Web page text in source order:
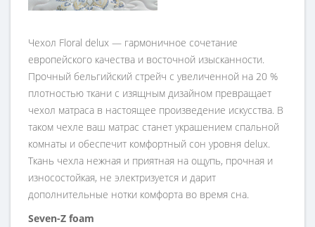
Чехол Floral delux — гармоничное сочетание
европейского качества и восточной изысканности.
Прочный бельгийский стрейч с увеличенной на 20 %
плотностью ткани с изящным дизайном превращает
чехол матраса в настоящее произведение искусства. В
таком чехле ваш матрас станет украшением спальной
комнаты и обеспечит комфортный сон уровня delux.
Ткань чехла нежная и приятная на ощупь, прочная и
износостойкая, не электризуется и дарит
дополнительные нотки комфорта во время сна.
Seven-Z foam